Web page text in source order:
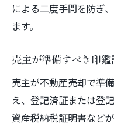
による二度手間を防ぎ
ます。
売主が準備すべき印
売主が不動産売却で準
え、登記済証または登
資産税納税証明書など